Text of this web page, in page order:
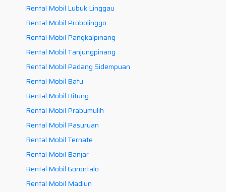
Rental Mobil Lubuk Linggau
Rental Mobil Probolinggo
Rental Mobil Pangkalpinang
Rental Mobil Tanjungpinang
Rental Mobil Padang Sidempuan
Rental Mobil Batu
Rental Mobil Bitung
Rental Mobil Prabumulih
Rental Mobil Pasuruan
Rental Mobil Ternate
Rental Mobil Banjar
Rental Mobil Gorontalo
Rental Mobil Madiun